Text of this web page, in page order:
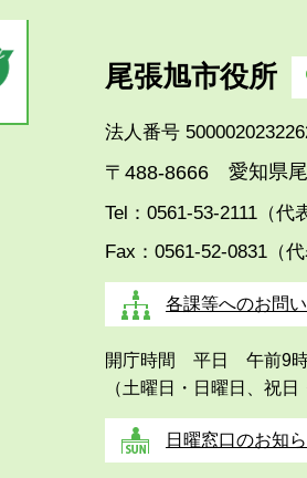
尾張旭市役所
法人番号
〒488-8666 愛知県
Tel：0561-53-2111（代
Fax：0561-52-0831（
各課等へのお問
開庁時間 平日 午前9時
（土曜日・日曜日、祝
日曜窓口のお知